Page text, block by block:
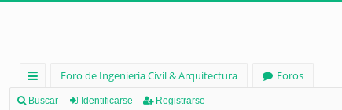
nl
Foro de Ingenieria Civil & Arquitectura
Foros
Buscar Identificarse Registrarse